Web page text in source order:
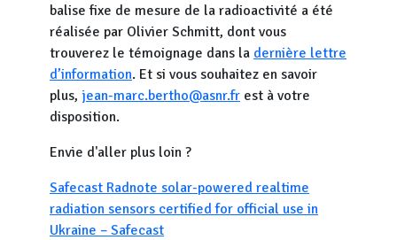
balise fixe de mesure de la radioactivité a été
réalisée par Olivier Schmitt, dont vous
trouverez le témoignage dans la dernière lettre
d’information. Et si vous souhaitez en savoir
plus, jean-marc.bertho@asnr.fr est à votre
disposition.
Envie d'aller plus loin ?
Safecast Radnote solar-powered realtime
radiation sensors certified for official use in
Ukraine – Safecast